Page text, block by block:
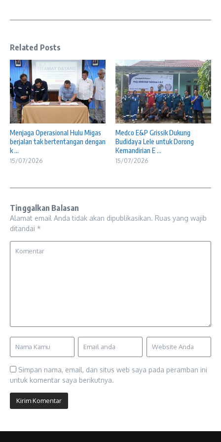
Related Posts
Menjaga Operasional Hulu Migas
berjalan tak bertentangan dengan
k ...
15/07/2026
Medco E&P Grissik Dukung
Budidaya Lele untuk Dorong
Kemandirian E ...
15/07/2026
Tinggalkan Balasan
Alamat email Anda tidak akan dipublikasikan. Ruas yang wajib
ditandai *
Simpan nama, email, dan situs web saya pada peramban ini
untuk komentar saya berikutnya.